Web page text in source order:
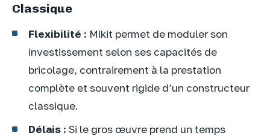
Classique
Flexibilité : Mikit permet de moduler son
investissement selon ses capacités de
bricolage, contrairement à la prestation
complète et souvent rigide d’un constructeur
classique.
Délais : Si le gros œuvre prend un temps